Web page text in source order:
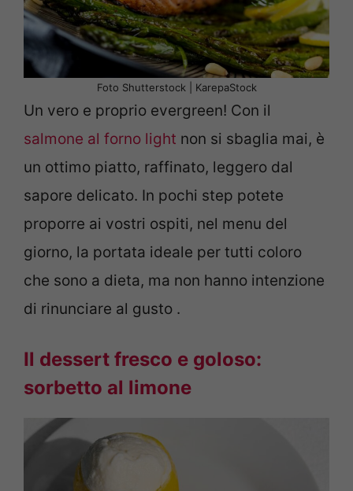
Foto Shutterstock | KarepaStock
Un vero e proprio evergreen! Con il
salmone al forno light non si sbaglia mai, è
un ottimo piatto, raffinato, leggero dal
sapore delicato. In pochi step potete
proporre ai vostri ospiti, nel menu del
giorno, la portata ideale per tutti coloro
che sono a dieta, ma non hanno intenzione
di rinunciare al gusto .
Il dessert fresco e goloso:
sorbetto al limone